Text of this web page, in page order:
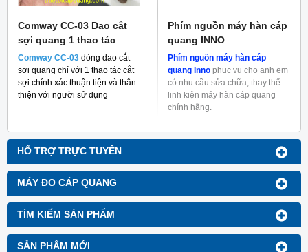
HỔ TRỢ TRỰC TUYẾN
MÁY ĐO CÁP QUANG
TÌM KIẾM SẢN PHẨM
SẢN PHẨM MỚI
Comway CC-03 Dao cắt
sợi quang 1 thao tác
Comway CC-03 dòng dao cắt
sợi quang chỉ với 1 thao tác cắt
sợi chính xác thuận tiện và thân
thiện với người sử dụng
Phím nguồn máy hàn cáp
quang INNO
Phím nguồn máy hàn cáp
quang Inno phục vụ cho anh em
có nhu cầu sửa chữa, thay thế
linh kiện máy hàn cáp quang
chính hãng.